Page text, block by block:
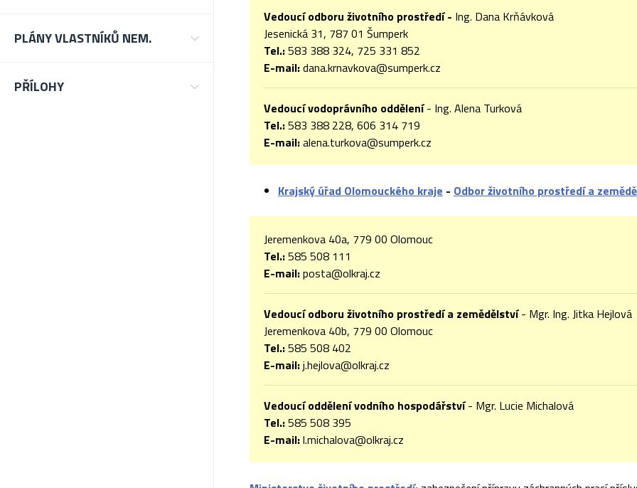
PLÁNY VLASTNÍKŮ NEM.
PŘÍLOHY
Vedoucí odboru životního prostředí - Ing. Dana Krňávková
Jesenická 31, 787 01 Šumperk
Tel.:583 388 324, 725 331 852
E-mail:dana.krnavkova@sumperk.cz
Vedoucí vodoprávního oddělení- Ing. Alena Turková
Tel.:583 388 228, 606 314 719
E-mail:alena.turkova@sumperk.cz
Krajský úřad Olomouckého kraje - Odbor životního prostředí a
Jeremenkova 40a, 779 00 Olomouc
Tel.:585 508 111
E-mail:posta@olkraj.cz
Vedoucí odboru životního prostředí a zemědělství- Mgr. Ing. Jitka Hejlová
Jeremenkova 40b, 779 00 Olomouc
Tel.:585 508 402
E-mail:j.hejlova@olkraj.cz
Vedoucí oddělení vodního hospodářství- Mgr. Lucie Michalová
Tel.:585 508 395
E-mail:l.michalova@olkraj.cz